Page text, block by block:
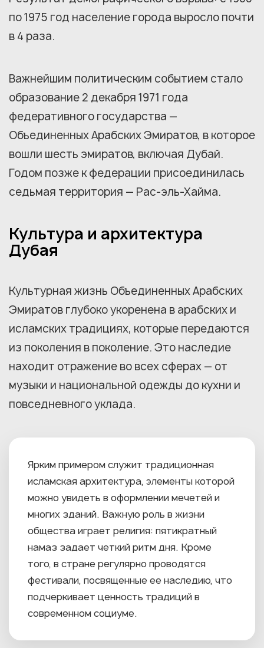
по 1975 год население города выросло почти
в 4 раза.
Важнейшим политическим событием стало
образование 2 декабря 1971 года
федеративного государства —
Объединенных Арабских Эмиратов, в которое
вошли шесть эмиратов, включая Дубай.
Годом позже к федерации присоединилась
седьмая территория — Рас-эль-Хайма.
Культура и архитектура
Дубая
Культурная жизнь Объединенных Арабских
Эмиратов глубоко укоренена в арабских и
исламских традициях, которые передаются
из поколения в поколение. Это наследие
находит отражение во всех сферах — от
музыки и национальной одежды до кухни и
повседневного уклада.
Ярким примером служит традиционная
исламская архитектура, элементы которой
можно увидеть в оформлении мечетей и
многих зданий. Важную роль в жизни
общества играет религия: пятикратный
намаз задает четкий ритм дня. Кроме
того, в стране регулярно проводятся
фестивали, посвященные ее наследию, что
подчеркивает ценность традиций в
современном социуме.